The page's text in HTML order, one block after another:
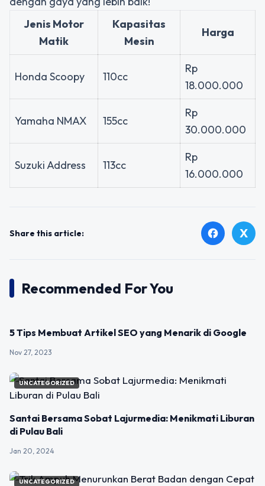
Jenis Motor
Matik
Kapasitas
Mesin
Harga
Honda Scoopy 110cc
Rp
18.000.000
Yamaha NMAX 155cc
Rp
30.000.000
Suzuki Address 113cc
Rp
16.000.000
Share this article: facebook X
Recommended For You
5 Tips Membuat Artikel SEO yang Menarik di Google
Nov 27, 2023
UNCATEGORIZED
Santai Bersama Sobat Lajurmedia: Menikmati Liburan
di Pulau Bali
Jan 20, 2024
UNCATEGORIZED